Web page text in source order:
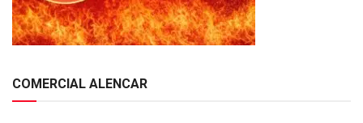
COMERCIAL ALENCAR